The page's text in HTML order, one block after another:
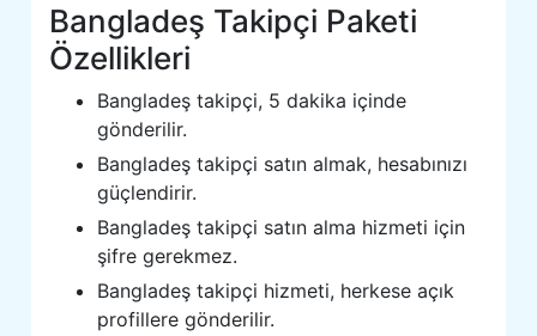
Bangladeş Takipçi Paketi
Özellikleri
Bangladeş takipçi, 5 dakika içinde
gönderilir.
Bangladeş takipçi satın almak, hesabınızı
güçlendirir.
Bangladeş takipçi satın alma hizmeti için
şifre gerekmez.
Bangladeş takipçi hizmeti, herkese açık
profillere gönderilir.